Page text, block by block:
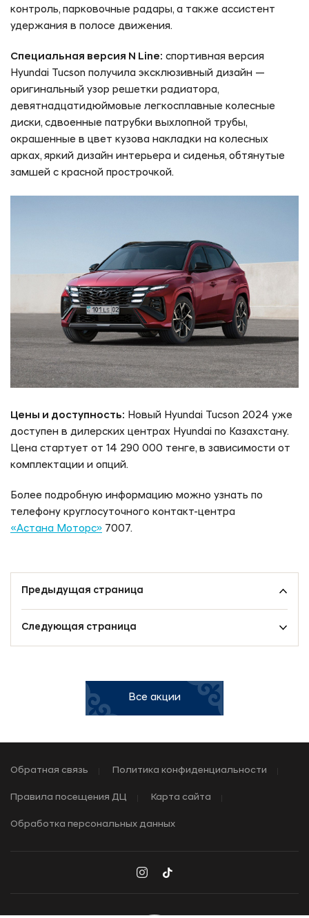
контроль, парковочные радары, а также ассистент
удержания в полосе движения.
Специальная версия N Line: спортивная версия
Hyundai Tucson получила эксклюзивный дизайн —
оригинальный узор решетки радиатора,
девятнадцатидюймовые легкосплавные колесные
диски, сдвоенные патрубки выхлопной трубы,
окрашенные в цвет кузова накладки на колесных
арках, яркий дизайн интерьера и сиденья, обтянутые
замшей с красной прострочкой.
Цены и доступность: Новый Hyundai Tucson 2024 уже
доступен в дилерских центрах Hyundai по Казахстану.
Цена стартует от 14 290 000 тенге, в зависимости от
комплектации и опций.
Более подробную информацию можно узнать по
телефону круглосуточного контакт-центра
«Астана Моторс» 7007.
Предыдущая страница
Следующая страница
Все акции
Обратная связь Политика конфиденциальности
Правила посещения ДЦ Карта сайта
Обработка персональных данных